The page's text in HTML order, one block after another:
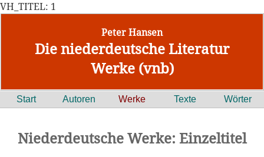
VH_TITEL: 1
Peter Hansen
Die niederdeutsche Literatur
Werke (vnb)
Start Autoren Werke Texte Wörter
Niederdeutsche Werke: Einzeltitel